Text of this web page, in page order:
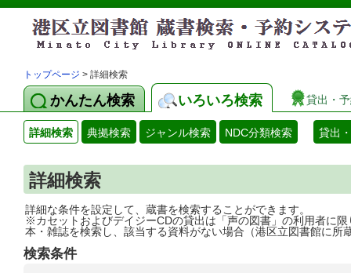
トップページ > 詳細検索
かんたん検索 いろいろ検索 貸出・
詳細検索 典拠検索 ジャンル検索 NDC分類検索 貸出
詳細検索
詳細な条件を設定して、蔵書を検索することができます。
※カセットおよびデイジーCDの貸出は「声の図書」の利用者に限
本・雑誌を検索し、該当する資料がない場合（港区立図書館に所
検索条件